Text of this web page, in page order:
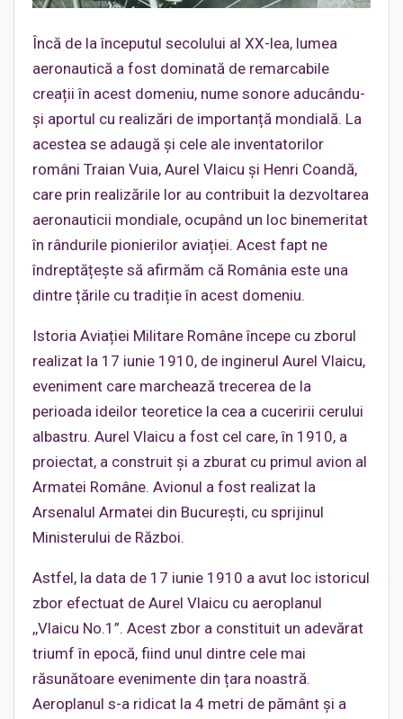
Încă de la începutul secolului al XX-lea, lumea
aeronautică a fost dominată de remarcabile
creații în acest domeniu, nume sonore aducându-
și aportul cu realizări de importanță mondială. La
acestea se adaugă și cele ale inventatorilor
români Traian Vuia, Aurel Vlaicu și Henri Coandă,
care prin realizările lor au contribuit la dezvoltarea
aeronauticii mondiale, ocupând un loc binemeritat
în rândurile pionierilor aviației. Acest fapt ne
îndreptățește să afirmăm că România este una
dintre țările cu tradiție în acest domeniu.
Istoria Aviației Militare Române începe cu zborul
realizat la 17 iunie 1910, de inginerul Aurel Vlaicu,
eveniment care marchează trecerea de la
perioada ideilor teoretice la cea a cuceririi cerului
albastru. Aurel Vlaicu a fost cel care, în 1910, a
proiectat, a construit și a zburat cu primul avion al
Armatei Române. Avionul a fost realizat la
Arsenalul Armatei din București, cu sprijinul
Ministerului de Război.
Astfel, la data de 17 iunie 1910 a avut loc istoricul
zbor efectuat de Aurel Vlaicu cu aeroplanul
,,Vlaicu No.1”. Acest zbor a constituit un adevărat
triumf în epocă, fiind unul dintre cele mai
răsunătoare evenimente din țara noastră.
Aeroplanul s-a ridicat la 4 metri de pământ și a